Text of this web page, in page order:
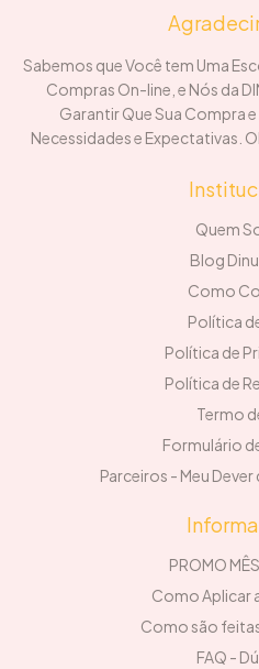
Sabemos que Você tem Uma
Compras On-line, e Nós da
Garantir Que Sua Compra
Necessidades e Expectativas.
Quem
Blog
Como
Política
Política de
Política de
Termo
Formulário
Parceiros - Meu
PROMO
Como Aplicar
Como são
FAQ -